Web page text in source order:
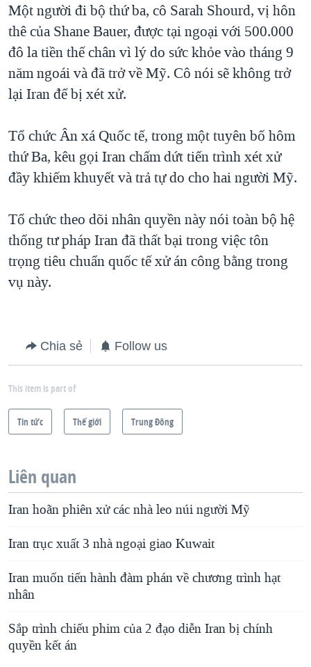
Một người đi bộ thứ ba, cô Sarah Shourd, vị hôn
thê của Shane Bauer, được tại ngoại với 500.000
đô la tiền thế chân vì lý do sức khỏe vào tháng 9
năm ngoái và đã trở về Mỹ. Cô nói sẽ không trở
lại Iran để bị xét xử.
Tổ chức Ân xá Quốc tế, trong một tuyên bố hôm
thứ Ba, kêu gọi Iran chấm dứt tiến trình xét xử
đầy khiếm khuyết và trả tự do cho hai người Mỹ.
Tổ chức theo dõi nhân quyền này nói toàn bộ hệ
thống tư pháp Iran đã thất bại trong việc tôn
trọng tiêu chuẩn quốc tế xử án công bằng trong
vụ này.
Chia sẻ Follow us
This item is part of
Tin tức Thế giới Trung Ðông
Liên quan
Iran hoãn phiên xử các nhà leo núi người Mỹ
Iran trục xuất 3 nhà ngoại giao Kuwait
Iran muốn tiến hành đàm phán về chương trình hạt
nhân
Sắp trình chiếu phim của 2 đạo diễn Iran bị chính
quyền kết án